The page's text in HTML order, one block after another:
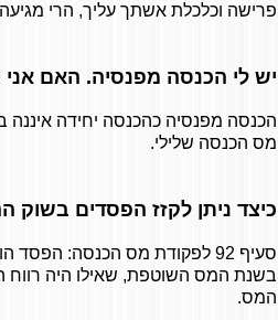
פרישה וכלכלת אשתך עליך, הרי מגיעה
יש לי הכנסה מפנסיה. האם
הכנסה מפנסיה כהכנסה יחידה איננה
מס הכנסה שלילי.
כיצד ניתן לקזז הפסדים בשוק
בשנת המס השוטפת, שאילו היה רווח
המס.